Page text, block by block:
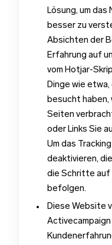
Lösung, um
besser zu
Absichten der
Erfahrung auf
vom Hotjar-
Dinge wie
besucht haben,
Seiten
oder Links Sie
Um das
deaktivieren,
die Schritte auf
befolgen.
Diese Website